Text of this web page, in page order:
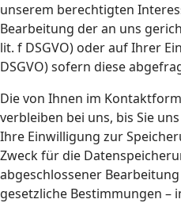
unserem berechtigten
Bearbeitung der an uns
lit. f DSGVO) oder auf Ihrer
DSGVO) sofern diese
Die von Ihnen im
verbleiben bei uns, bis Sie
Ihre Einwilligung zur
Zweck für die
abgeschlossener
gesetzliche Bestimmungen –